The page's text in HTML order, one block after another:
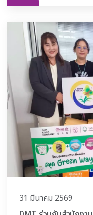
31 มีนาคม 2569